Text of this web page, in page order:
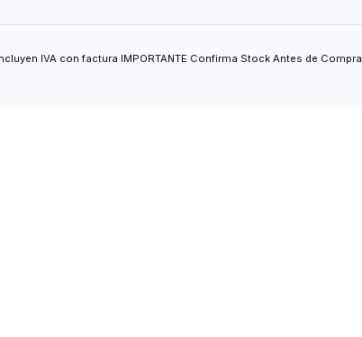
IVA con factura IMPORTANTE Confirma Stock Antes de